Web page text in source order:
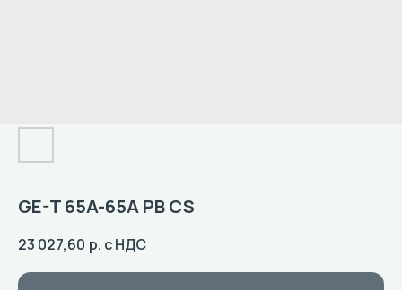
GE-T 65A-65A PB CS
23 027,60 р. с НДС